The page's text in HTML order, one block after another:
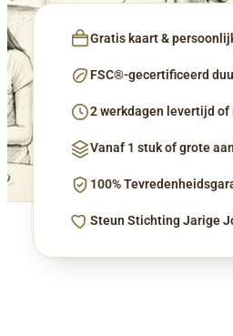
Gratis kaart &
FSC®-gecertificeerd
2 werkdagen levertijd of
Vanaf 1 stuk of grote
100%
Steun Stichting Jarige